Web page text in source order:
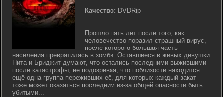
Качество: DVDRip
Прошло пять лет после того, как
человечество поразил страшный вирус,
после которого большая часть
населения превратилась в зомби. Оставшиеся в живых девушки
Нита и Бриджит думают, что остались последними выжившими
после катастрофы, не подозревая, что поблизости находится
ещё одна группа переживших её, для которых каждый закат
тоже может оказаться последним из-за общей опасности быть
убитыми...